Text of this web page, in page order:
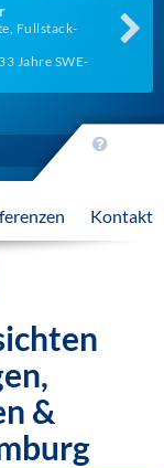
Fullstack-
Jahre SWE-
Kontakt
&